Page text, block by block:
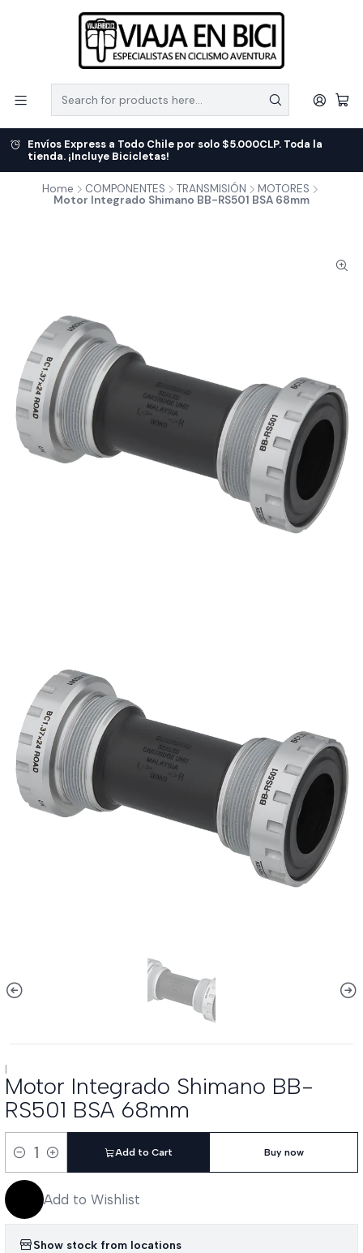
Envíos Express a Todo Chile por solo $5.000CLP. Toda la
tienda. ¡Incluye Bicicletas!
Home COMPONENTES TRANSMISIÓN
MOTORES
Motor Integrado Shimano BB-RS501 BSA 68mm
|
Motor Integrado Shimano BB-
RS501 BSA 68mm
Quantity
Add to Cart Buy now
Add to Wishlist
Show stock from locations